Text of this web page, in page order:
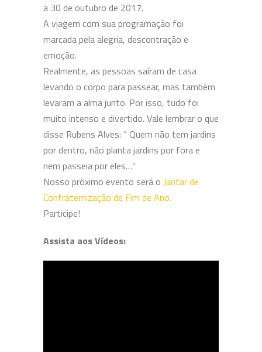
a 30 de outubro de 2017.
A viagem com sua programação foi
marcada pela alegria, descontração e
emoção.
Realmente, as pessoas saíram de casa
levando o corpo para passear, mas também
levaram a alma junto. Por isso, tudo foi
muito intenso e divertido. Vale lembrar o que
disse Rubens Alves: “ Quem não tem jardins
por dentro, não planta jardins por fora e
nem passeia por eles…”
Nosso próximo evento será o Jantar de
Confraternização de Fim de Ano.
Participe!
Assista aos Vídeos: